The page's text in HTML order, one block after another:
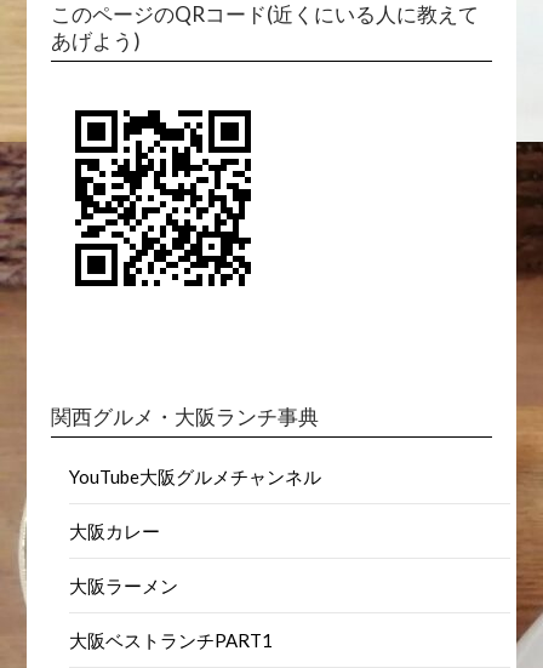
このページのQRコード(近くにいる人に教えて
あげよう)
関西グルメ・大阪ランチ事典
YouTube大阪グルメチャンネル
大阪カレー
大阪ラーメン
大阪ベストランチPART1